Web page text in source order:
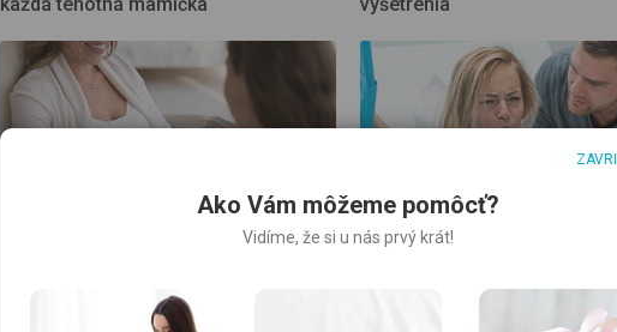
Kedy sa bábätko začne pohybovať?
Nastrihnutie hrádze a liečba
Ako Vám môžeme pomôcť?
Vidíme, že si u nás prvý krát!